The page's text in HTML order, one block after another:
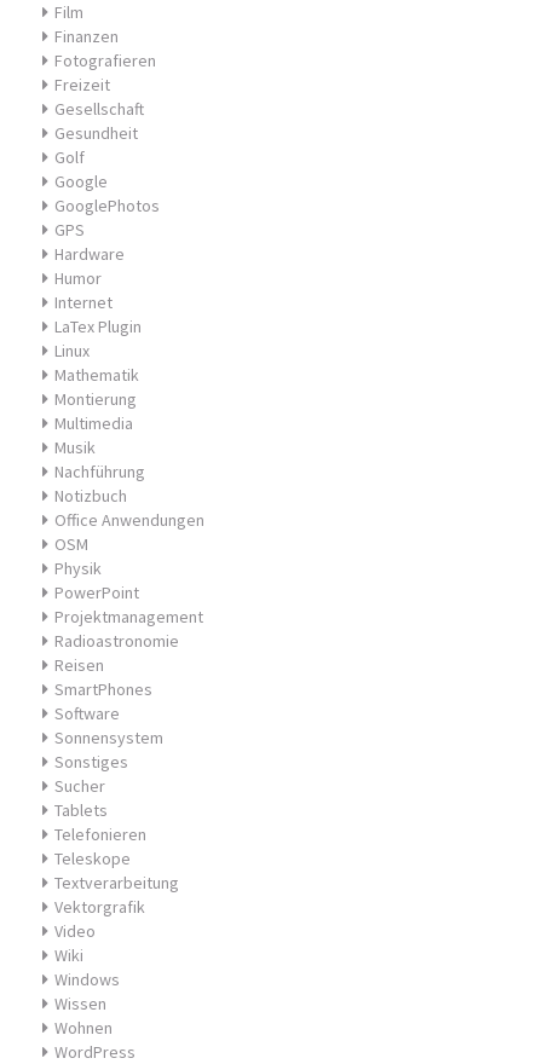
Film
Finanzen
Fotografieren
Freizeit
Gesellschaft
Gesundheit
Golf
Google
GooglePhotos
GPS
Hardware
Humor
Internet
LaTex Plugin
Linux
Mathematik
Montierung
Multimedia
Musik
Nachführung
Notizbuch
Office Anwendungen
OSM
Physik
PowerPoint
Projektmanagement
Radioastronomie
Reisen
SmartPhones
Software
Sonnensystem
Sonstiges
Sucher
Tablets
Telefonieren
Teleskope
Textverarbeitung
Vektorgrafik
Video
Wiki
Windows
Wissen
Wohnen
WordPress